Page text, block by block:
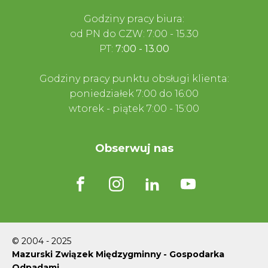
Godziny pracy biura:
od PN do CZW: 7:00 - 15.30
PT: 7:00 - 13.00
Godziny pracy punktu obsługi klienta:
poniedziałek 7:00 do 16:00
wtorek - piątek 7:00 - 15:00
Obserwuj nas
© 2004 - 2025
Mazurski Związek Międzygminny - Gospodarka